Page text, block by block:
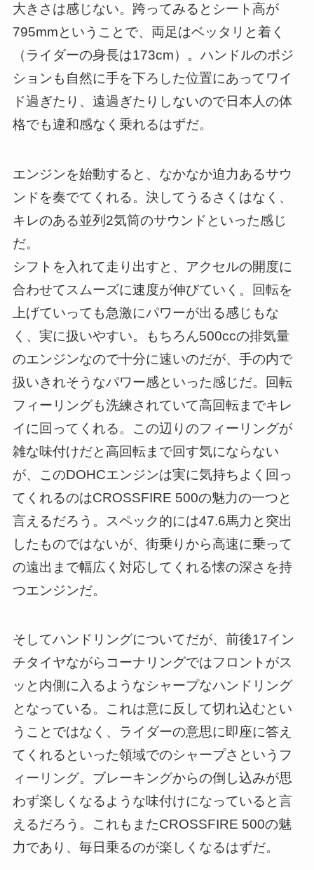
大きさは感じない。跨ってみるとシート高が
795mmということで、両足はベッタリと着く
（ライダーの身長は173cm）。ハンドルのポジ
ションも自然に手を下ろした位置にあってワイ
ド過ぎたり、遠過ぎたりしないので日本人の体
格でも違和感なく乗れるはずだ。
エンジンを始動すると、なかなか迫力あるサウ
ンドを奏でてくれる。決してうるさくはなく、
キレのある並列2気筒のサウンドといった感じ
だ。
シフトを入れて走り出すと、アクセルの開度に
合わせてスムーズに速度が伸びていく。回転を
上げていっても急激にパワーが出る感じもな
く、実に扱いやすい。もちろん500ccの排気量
のエンジンなので十分に速いのだが、手の内で
扱いきれそうなパワー感といった感じだ。回転
フィーリングも洗練されていて高回転までキレ
イに回ってくれる。この辺りのフィーリングが
雑な味付けだと高回転まで回す気にならない
が、このDOHCエンジンは実に気持ちよく回っ
てくれるのはCROSSFIRE 500の魅力の一つと
言えるだろう。スペック的には47.6馬力と突出
したものではないが、街乗りから高速に乗って
の遠出まで幅広く対応してくれる懐の深さを持
つエンジンだ。
そしてハンドリングについてだが、前後17イン
チタイヤながらコーナリングではフロントがス
ッと内側に入るようなシャープなハンドリング
となっている。これは意に反して切れ込むとい
うことではなく、ライダーの意思に即座に答え
てくれるといった領域でのシャープさというフ
ィーリング。ブレーキングからの倒し込みが思
わず楽しくなるような味付けになっていると言
えるだろう。これもまたCROSSFIRE 500の魅
力であり、毎日乗るのが楽しくなるはずだ。